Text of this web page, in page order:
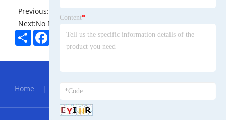
Previous:
Next:No News
ShareFacebookTwitterPinterestLinkedIn
Home | About Us
Content*